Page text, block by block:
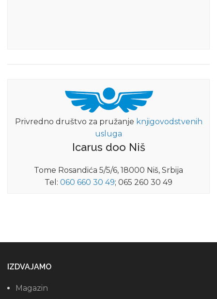
Privredno društvo za pružanje knjigovodstvenih
usluga
Icarus doo Niš
Tome Rosandića 5/5/6, 18000 Niš, Srbija
Tel: 060 660 30 49; 065 260 30 49
IZDVAJAMO
Magazin